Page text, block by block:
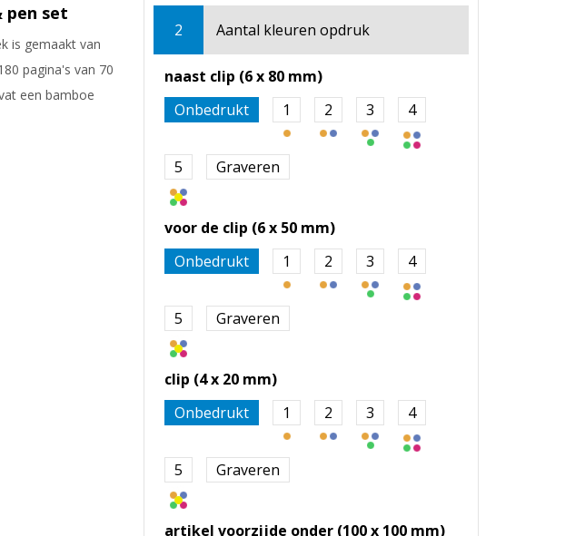
2 Aantal kleuren opdruk
naast clip (6 x 80 mm)
Onbedrukt
1 2 3 4
5 Graveren
voor de clip (6 x 50 mm)
Onbedrukt
1 2 3 4
5 Graveren
clip (4 x 20 mm)
Onbedrukt
1 2 3 4
5 Graveren
artikel voorzijde onder (100 x 100 mm)
pen set
is gemaakt van
pagina's van 70
een bamboe